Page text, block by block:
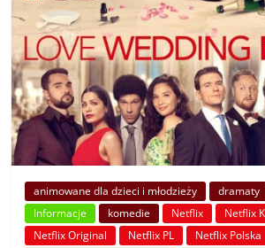
animowane dla dzieci i młodzieży dramaty
Informacje
komedie Netflix
Netflix
Netflix Original
Netflix PL Netflix Polska